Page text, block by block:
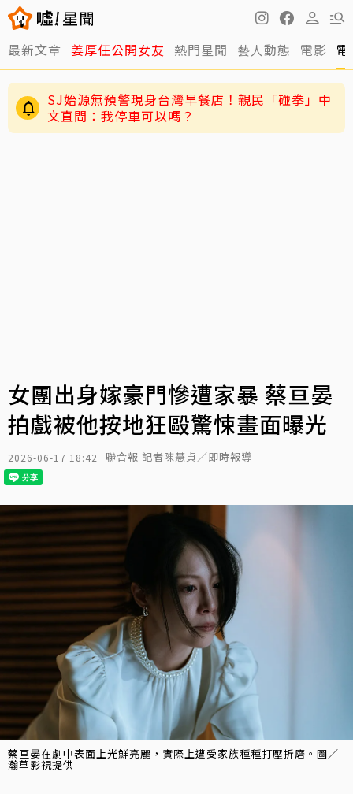
最新文章 姜厚任公開女友 熱門星聞 藝人動態 電影
SJ始源無預警現身台灣早餐店！親民「碰拳」中
文直問：我停車可以嗎？
女團出身嫁豪門慘遭家暴 蔡亘晏
拍戲被他按地狂毆驚悚畫面曝光
2026-06-17 18:42 聯合報 記者陳慧貞／即時報導
蔡亘晏在劇中表面上光鮮亮麗，實際上遭受家族種種打壓折磨。圖／
瀚草影視提供